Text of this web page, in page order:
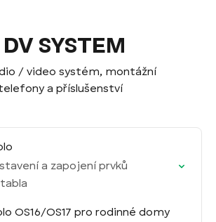
SYSTEM
/ video systém, montážní
a příslušenství
a zapojení prvků
OS16/OS17 pro rodinné domy